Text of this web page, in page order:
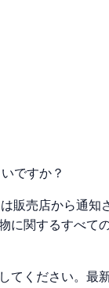
ですか？
販売店から通知
に関するすべて
てください。最